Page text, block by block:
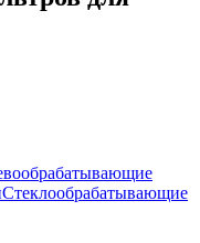
Стеклообрабатывающие